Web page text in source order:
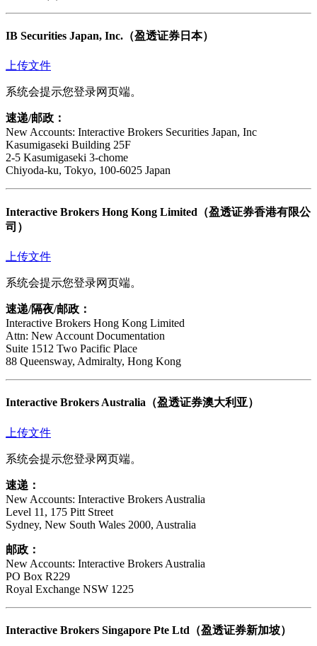
IB Securities Japan, Inc.（盈透证券日本）
上传文件
系统会提示您登录网页端。
速递/邮政：
New Accounts: Interactive Brokers Securities Japan, Inc
Kasumigaseki Building 25F
2-5 Kasumigaseki 3-chome
Chiyoda-ku, Tokyo, 100-6025 Japan
Interactive Brokers Hong Kong Limited（盈透证券香港有限公
司）
上传文件
系统会提示您登录网页端。
速递/隔夜/邮政：
Interactive Brokers Hong Kong Limited
Attn: New Account Documentation
Suite 1512 Two Pacific Place
88 Queensway, Admiralty, Hong Kong
Interactive Brokers Australia（盈透证券澳大利亚）
上传文件
系统会提示您登录网页端。
速递：
New Accounts: Interactive Brokers Australia
Level 11, 175 Pitt Street
Sydney, New South Wales 2000, Australia
邮政：
New Accounts: Interactive Brokers Australia
PO Box R229
Royal Exchange NSW 1225
Interactive Brokers Singapore Pte Ltd（盈透证券新加坡）